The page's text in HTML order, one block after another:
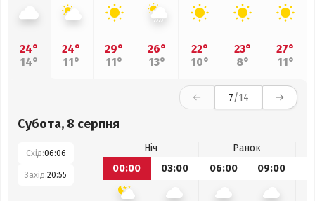
24°
14°
24°
11°
29°
11°
26°
13°
22°
10°
23°
8°
27°
11°
7/14
Субота, 8 серпня
Схід:06:06
Захід:20:55
Ніч
Ранок
00:00
03:00 06:00 09:00